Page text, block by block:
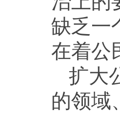
缺乏一
在着公
扩大
的领域